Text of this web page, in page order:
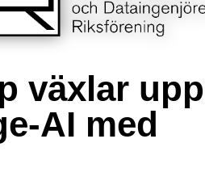
växlar upp
AI med